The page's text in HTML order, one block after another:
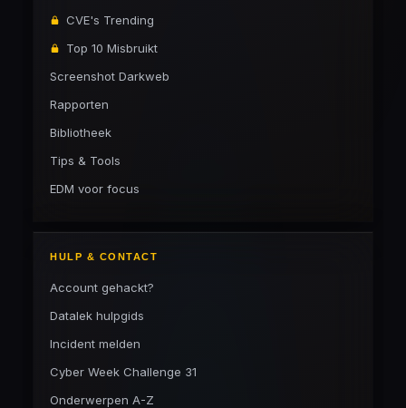
CVE's Trending
Top 10 Misbruikt
Screenshot Darkweb
Rapporten
Bibliotheek
Tips & Tools
EDM voor focus
HULP & CONTACT
Account gehackt?
Datalek hulpgids
Incident melden
Cyber Week Challenge 31
Onderwerpen A-Z